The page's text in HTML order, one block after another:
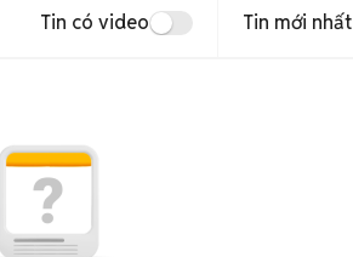
Tin có video Tin mới nhất